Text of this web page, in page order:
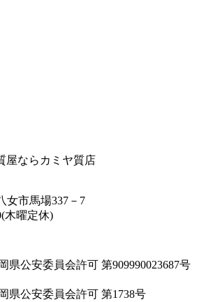
女市馬場337－7
木曜定休)
県公安委員会許可 第909990023687号
県公安委員会許可 第1738号